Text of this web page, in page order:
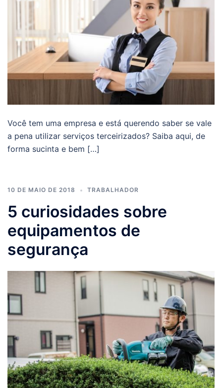
Você tem uma empresa e está querendo saber se vale
a pena utilizar serviços terceirizados? Saiba aqui, de
forma sucinta e bem […]
10 DE MAIO DE 2018 TRABALHADOR
5 curiosidades sobre
equipamentos de
segurança